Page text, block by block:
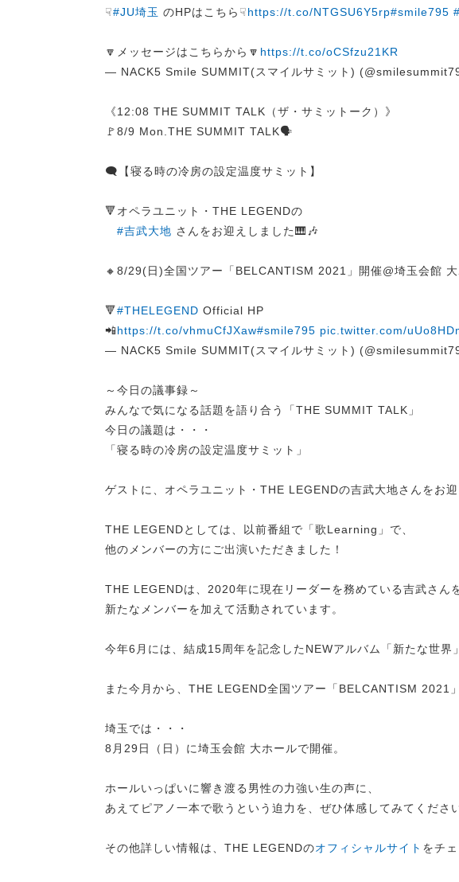
☟#JU埼玉 のHPはこちら☟https://t.co/NTGSU6Y5rp#smile795
🔽メッセージはこちらから🔽 https://t.co/oCSfzu21KR
— NACK5 Smile SUMMIT(スマイルサミット)
《12:08 THE SUMMIT TALK（ザ・サミットーク）》
🚩8/9 Mon.THE SUMMIT TALK🗣️
🗨️【寝る時の冷房の設定温度サミット】
🔻オペラユニット・THE LEGENDの
#吉武大地 さんをお迎えしました🎹🎶
🔸8/29(日)全国ツアー「BELCANTISM 2021」開催@埼玉会館
🔻#THELEGEND Official HP
📲https://t.co/vhmuCfJXaw#smile795 pic.twitter.com/
— NACK5 Smile SUMMIT(スマイルサミット)
～今日の議事録～
みんなで気になる話題を語り合う「THE SUMMIT TALK」
今日の議題は・・・
「寝る時の冷房の設定温度サミット」
ゲストに、オペラユニット・THE LEGENDの吉武大地さんをお迎
THE LEGENDとしては、以前番組で「歌Learning」で、
他のメンバーの方にご出演いただきました！
THE LEGENDは、2020年に現在リーダーを務めている吉武さん
新たなメンバーを加えて活動されています。
今年6月には、結成15周年を記念したNEWアルバム「新たな世界
また今月から、THE LEGEND全国ツアー「BELCANTISM 2021
埼玉では・・・
8月29日（日）に埼玉会館 大ホールで開催。
ホールいっぱいに響き渡る男性の力強い生の声に、
あえてピアノ一本で歌うという迫力を、ぜひ体感してみてくださ
その他詳しい情報は、THE LEGENDのオフィシャルサイト をチェ